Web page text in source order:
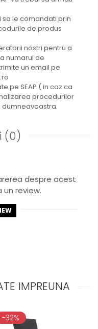
sa le comandati prin
de produs
nostri pentru a
numarul de
un email pe
pe SEAP ( in caz ca
procedurilor
(0)
despre acest
review.
IMPREUNA
-32%